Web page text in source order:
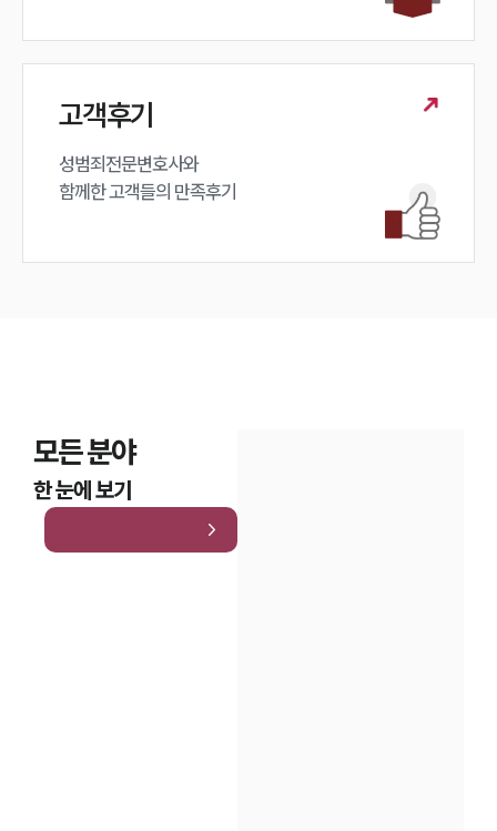
고객후기
성범죄전문변호사와
함께한 고객들의 만족후기
모든 분야
한 눈에 보기